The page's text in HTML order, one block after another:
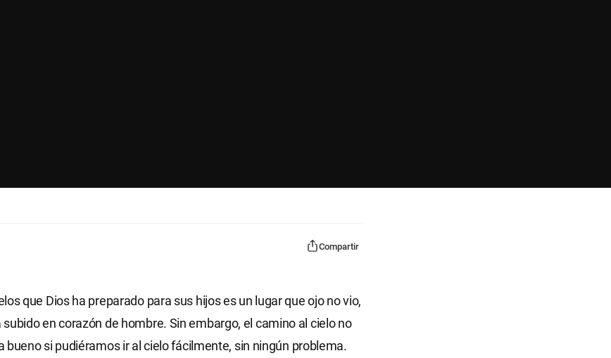
Compartir
que Dios ha preparado para sus hijos es un lugar que ojo no vio,
subido en corazón de hombre. Sin embargo, el camino al cielo no
bueno si pudiéramos ir al cielo fácilmente, sin ningún problema.